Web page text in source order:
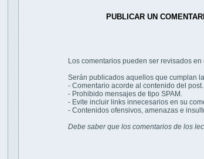
PUBLICAR UN
Los comentarios pueden ser revisados
Serán publicados aquellos que cumplan
- Comentario acorde al contenido del post.
- Prohibido mensajes de tipo SPAM.
- Evite incluir links innecesarios en su
- Contenidos ofensivos, amenazas e
Debe saber que los comentarios de los